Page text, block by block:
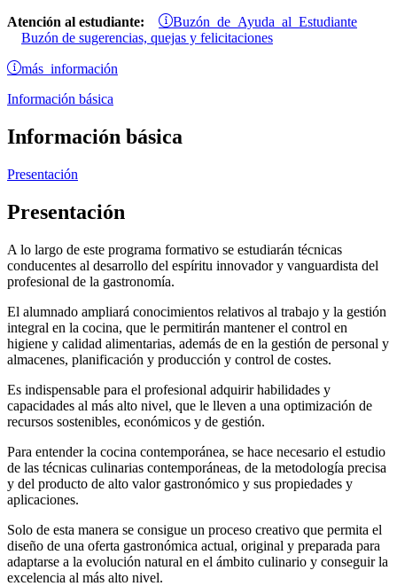
Atención al estudiante: Buzón de Ayuda al Estudiante
Buzón de sugerencias, quejas y felicitaciones
más información
Información básica
Información básica
Presentación
Presentación
A lo largo de este programa formativo se estudiarán técnicas
conducentes al desarrollo del espíritu innovador y vanguardista del
profesional de la gastronomía.
El alumnado ampliará conocimientos relativos al trabajo y la gestión
integral en la cocina, que le permitirán mantener el control en
higiene y calidad alimentarias, además de en la gestión de personal y
almacenes, planificación y producción y control de costes.
Es indispensable para el profesional adquirir habilidades y
capacidades al más alto nivel, que le lleven a una optimización de
recursos sostenibles, económicos y de gestión.
Para entender la cocina contemporánea, se hace necesario el estudio
de las técnicas culinarias contemporáneas, de la metodología precisa
y del producto de alto valor gastronómico y sus propiedades y
aplicaciones.
Solo de esta manera se consigue un proceso creativo que permita el
diseño de una oferta gastronómica actual, original y preparada para
adaptarse a la evolución natural en el ámbito culinario y conseguir la
excelencia al más alto nivel.